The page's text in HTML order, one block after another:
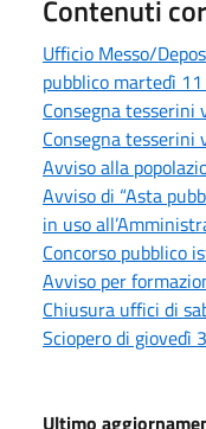
Contenuti
Ufficio Messo/
pubblico martedì
Consegna
Consegna
Avviso alla
Avviso di “Asta
in uso
Concorso pubblico
Avviso per
Chiusura uffici di
Sciopero di giovedì
Ultimo